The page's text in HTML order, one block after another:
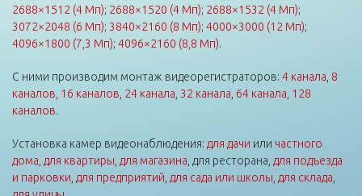
2688×1512 (4 Мп); 2688×1520 (4 Мп); 2688×1532 (4 Мп);
3072×2048 (6 Мп); 3840×2160 (8 Мп); 4000×3000 (12 Мп);
4096×1800 (7,3 Мп); 4096×2160 (8,8 Мп).
С ними производим монтаж видеорегистраторов: 4 канала 8
каналов 16 каналов 24 канала 32 канала 64 канала 128
каналов.
Установка камер видеонаблюдения: для дачи или частного
дома для квартиры для магазина , для ресторана, для подъезда
и парковки для предприятий для сада или школы для склада